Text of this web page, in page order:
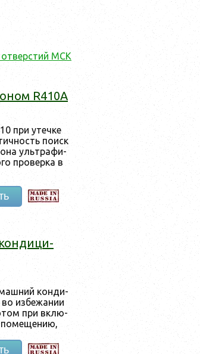
МСК
R410A
при утеч­ке
по­иск
уль­тра­фи­
про­вер­ка в
кон­ди­
во из­бе­жании
при вклю­
по­меще­нию,